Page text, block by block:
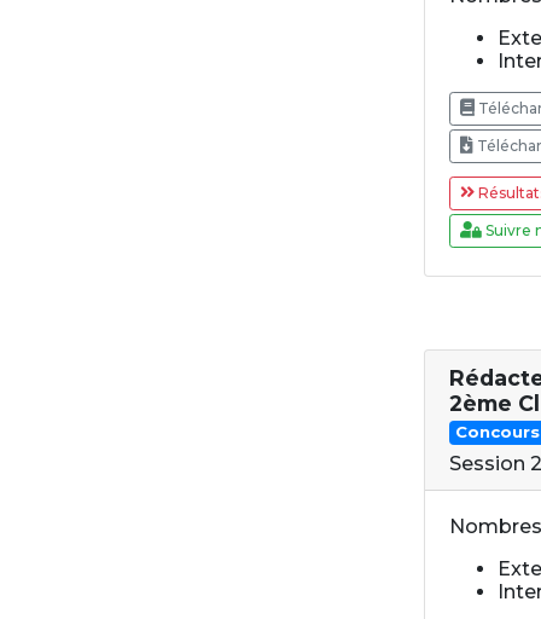
Suivre
2ème
Concours
Session